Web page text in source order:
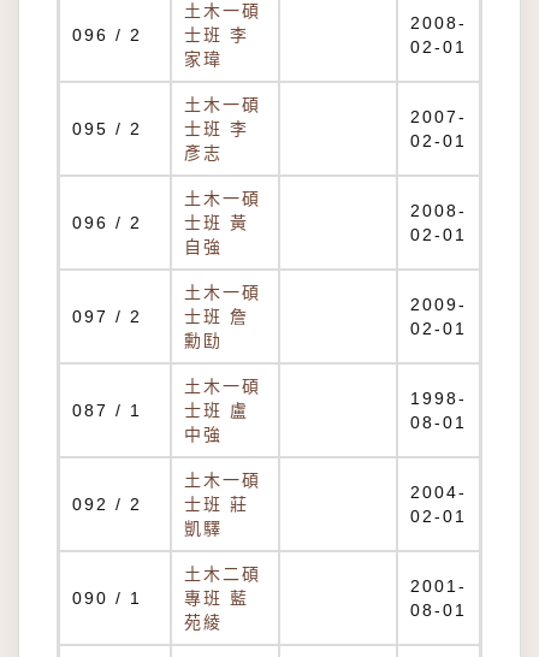
096 / 2
土木一碩
士班 李
家瑋
2008-
02-01
095 / 2
土木一碩
士班 李
彥志
2007-
02-01
096 / 2
土木一碩
士班 黃
自強
2008-
02-01
097 / 2
土木一碩
士班 詹
勳劻
2009-
02-01
087 / 1
土木一碩
士班 盧
中強
1998-
08-01
092 / 2
土木一碩
士班 莊
凱驛
2004-
02-01
090 / 1
土木二碩
專班 藍
苑綾
2001-
08-01